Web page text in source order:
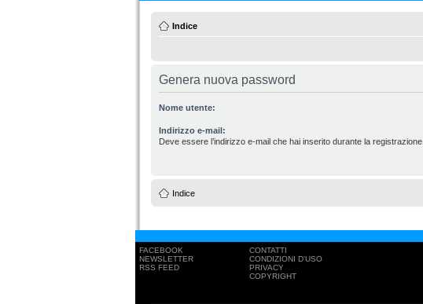
Indice
Genera nuova password
Nome utente:
Indirizzo e-mail:
Deve essere l’indirizzo e-mail che hai inserito durante la registrazione.
Indice
FACEBOOK
NEWSLETTER
RSS FEED
CONTATTI
CONDIZIONI D'USO
PRIVACY
COPYRIGHT